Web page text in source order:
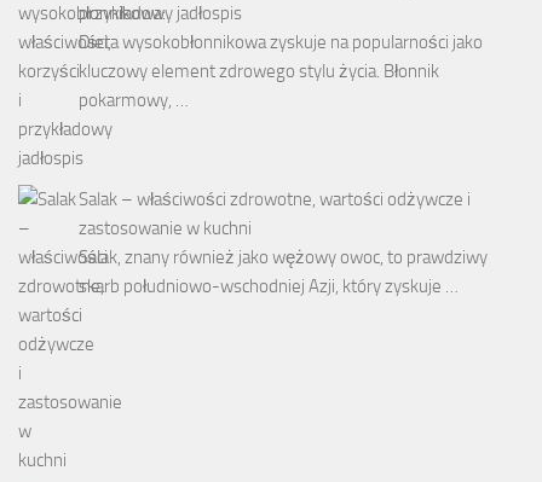
przykładowy jadłospis
Dieta wysokobłonnikowa zyskuje na popularności jako
kluczowy element zdrowego stylu życia. Błonnik
pokarmowy, …
Salak – właściwości zdrowotne, wartości odżywcze i
zastosowanie w kuchni
Salak, znany również jako wężowy owoc, to prawdziwy
skarb południowo-wschodniej Azji, który zyskuje …